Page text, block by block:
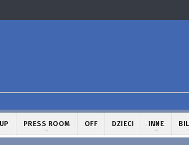
PRESS ROOM OFF DZIECI INNE